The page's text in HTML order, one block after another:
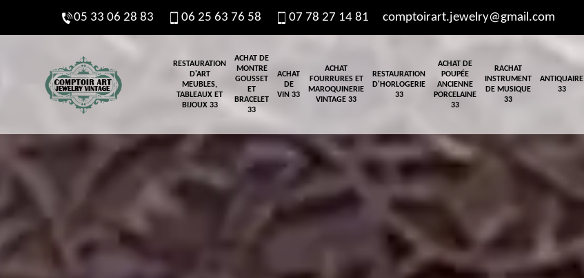
05 33 06 28 83 06 25 63 76 58 07 78 27 14 81 comptoirart.jewelry@gmail.com
RESTAURATION
D'ART
MEUBLES,
TABLEAUX ET
BIJOUX 33
ACHAT DE
MONTRE
GOUSSET
ET
BRACELET
33
ACHAT
DE
VIN 33
ACHAT
FOURRURES ET
MAROQUINERIE
VINTAGE 33
RESTAURATION
D'HORLOGERIE
33
ACHAT DE
POUPÉE
ANCIENNE
PORCELAINE
33
RACHAT
INSTRUMENT
DE MUSIQUE
33
ANTIQUAIRE
33